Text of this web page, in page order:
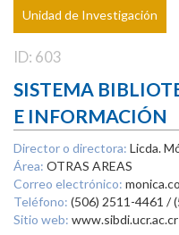
Unidad de Investigación
ID: 603
SISTEMA
E INFORMACIÓN
Director o directora: Licda.
Área: OTRAS AREAS
Correo electrónico:
Teléfono: (506) 2511-4461 /
Sitio web: www.sibdi.ucr.ac.cr